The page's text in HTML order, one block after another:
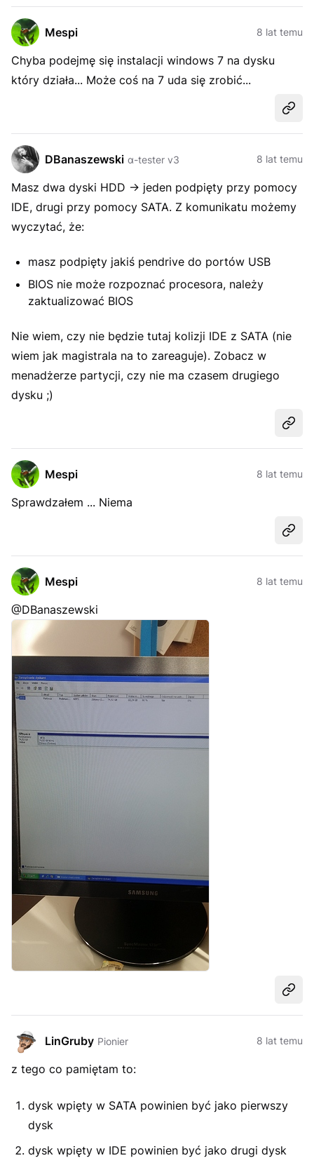
Mespi 8 lat temu
Chyba podejmę się instalacji windows 7 na dysku
który działa... Może coś na 7 uda się zrobić...
DBanaszewski α-tester v3 8 lat temu
Masz dwa dyski HDD -> jeden podpięty przy pomocy
IDE, drugi przy pomocy SATA. Z komunikatu możemy
wyczytać, że:
masz podpięty jakiś pendrive do portów USB
BIOS nie może rozpoznać procesora, należy
zaktualizować BIOS
Nie wiem, czy nie będzie tutaj kolizji IDE z SATA (nie
wiem jak magistrala na to zareaguje). Zobacz w
menadżerze partycji, czy nie ma czasem drugiego
dysku ;)
Mespi 8 lat temu
Sprawdzałem ... Niema
Mespi 8 lat temu
@DBanaszewski
LinGruby Pionier 8 lat temu
z tego co pamiętam to:
dysk wpięty w SATA powinien być jako pierwszy
dysk
dysk wpięty w IDE powinien być jako drugi dysk